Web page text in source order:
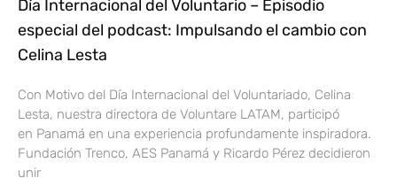
Día Internacional del Voluntario – Episodio
especial del podcast: Impulsando el cambio con
Celina Lesta
Con Motivo del Día Internacional del Voluntariado, Celina
Lesta, nuestra directora de Voluntare LATAM, participó
en Panamá en una experiencia profundamente inspiradora.
Fundación Trenco, AES Panamá y Ricardo Pérez decidieron
unir